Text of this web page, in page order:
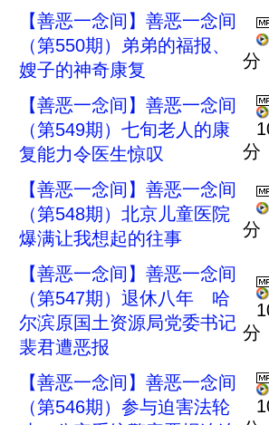
【善恶一念间】善恶一念间
（第550期）弟弟的福报、
嫂子的神奇康复
分
【善恶一念间】善恶一念间
（第549期）七旬老人的康
复能力令医生惊叹
分
【善恶一念间】善恶一念间
（第548期）北京儿童医院
爆满让我想起的往事
分
【善恶一念间】善恶一念间
（第547期）退休八年 哈
尔滨原国土资源局党委书记
裴君遭恶报
分
【善恶一念间】善恶一念间
（第546期）参与迫害法轮